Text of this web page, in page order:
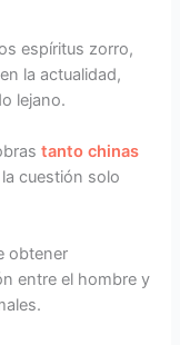
espíritus zorro,
la actualidad,
lejano.
tanto chinas
cuestión solo
obtener
entre el hombre y